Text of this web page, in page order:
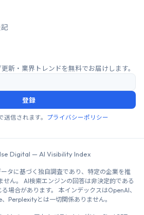
新・業界トレンドを無料でお届けします。
登録
信されます。 プライバシーポリシー
Digital — AI Visibility Index
タに基づく独自調査であり、特定の企業を推
せん。 AI検索エンジンの回答は非決定的である
場合があります。 本インデックスはOpenAI、
Perplexityとは一切関係ありません。